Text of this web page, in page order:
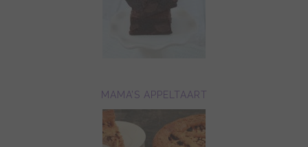
MAMA’S APPELTAART